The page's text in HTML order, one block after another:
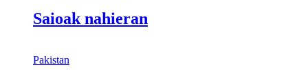
Saioak nahieran
Pakistan